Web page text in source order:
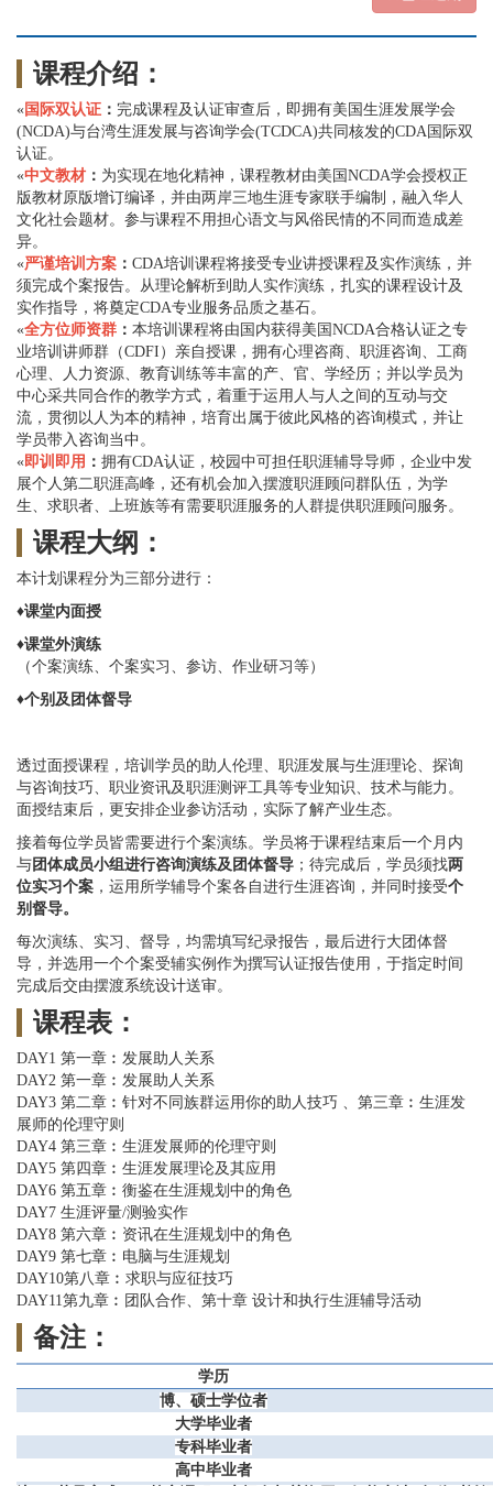
课程介绍：
«国际双认证 ： 完成课程及认证审查后，即拥有美国生涯发展学会
(NCDA)与台湾生涯发展与咨询学会(TCDCA)共同核发的CDA国际双
认证。
«中文教材 ： 为实现在地化精神，课程教材由美国NCDA学会授权正
版教材原版增订编译，并由两岸三地生涯专家联手编制，融入华人
文化社会题材。参与课程不用担心语文与风俗民情的不同而造成差
异。
«严谨培训方案 ： CDA培训课程将接受专业讲授课程及实作演练，并
须完成个案报告。从理论解析到助人实作演练，扎实的课程设计及
实作指导，将奠定CDA专业服务品质之基石。
«全方位师资群 ： 本培训课程将由国内获得美国NCDA合格认证之专
业培训讲师群（CDFI）亲自授课，拥有心理咨商、职涯咨询、工商
心理、人力资源、教育训练等丰富的产、官、学经历；并以学员为
中心采共同合作的教学方式，着重于运用人与人之间的互动与交
流，贯彻以人为本的精神，培育出属于彼此风格的咨询模式，并让
学员带入咨询当中。
«即训即用 ： 拥有CDA认证，校园中可担任职涯辅导导师，企业中发
展个人第二职涯高峰，还有机会加入摆渡职涯顾问群队伍，为学
生、求职者、上班族等有需要职涯服务的人群提供职涯顾问服务。
课程大纲：
本计划课程分为三部分进行：
♦课堂内面授
♦课堂外演练
（个案演练、个案实习、参访、作业研习等）
♦个别及团体督导
透过面授课程，培训学员的助人伦理、职涯发展与生涯理论、探询
与咨询技巧、职业资讯及职涯测评工具等专业知识、技术与能力。
面授结束后，更安排企业参访活动，实际了解产业生态。
接着每位学员皆需要进行个案演练。学员将于课程结束后一个月内
与团体成员小组进行咨询演练及团体督导 ；待完成后，学员须找两
位实习个案 ，运用所学辅导个案各自进行生涯咨询，并同时接受个
别督导。
每次演练、实习、督导，均需填写纪录报告，最后进行大团体督
导，并选用一个个案受辅实例作为撰写认证报告使用，于指定时间
完成后交由摆渡系统设计送审。
课程表：
DAY1 第一章︰发展助人关系
DAY2 第一章︰发展助人关系
DAY3 第二章︰针对不同族群运用你的助人技巧 、第三章︰生涯发
展师的伦理守则
DAY4 第三章︰生涯发展师的伦理守则
DAY5 第四章︰生涯发展理论及其应用
DAY6 第五章︰衡鉴在生涯规划中的角色
DAY7 生涯评量/测验实作
DAY8 第六章︰资讯在生涯规划中的角色
DAY9 第七章︰电脑与生涯规划
DAY10第八章︰求职与应征技巧
DAY11第九章︰团队合作、第十章 设计和执行生涯辅导活动
备注：
学历
博、硕士学位者
大学毕业者
专科毕业者
高中毕业者